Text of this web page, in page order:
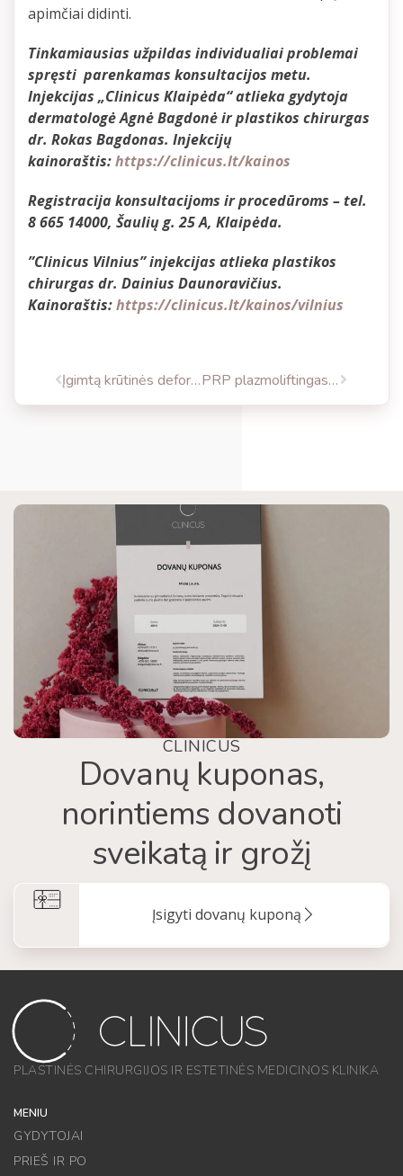
apimčiai didinti.
Tinkamiausias užpildas individualiai problemai
spręsti parenkamas konsultacijos metu.
Injekcijas „Clinicus Klaipėda“ atlieka gydytoja
dermatologė Agnė Bagdonė ir plastikos chirurgas
dr. Rokas Bagdonas. Injekcijų
kainoraštis:https://clinicus.lt/kainos
Registracija konsultacijoms ir procedūroms – tel.
8 665 14000, Šaulių g. 25 A, Klaipėda.
”Clinicus Vilnius” injekcijas atlieka plastikos
chirurgas dr. Dainius Daunoravičius.
Kainoraštis:https://clinicus.lt/kainos/vilnius
Įgimtą krūtinės deformaciją ištaisė skirtingų dydžių implantais PRP plazmoliftingas: nuo ko priklauso efektyvumas?
CLINICUS
Dovanų kuponas,
norintiems dovanoti
sveikatą ir grožį
Įsigyti dovanų kuponą
PLASTINĖS CHIRURGIJOS IR ESTETINĖS MEDICINOS KLINIKA
MENIU
GYDYTOJAI
PRIEŠ IR PO